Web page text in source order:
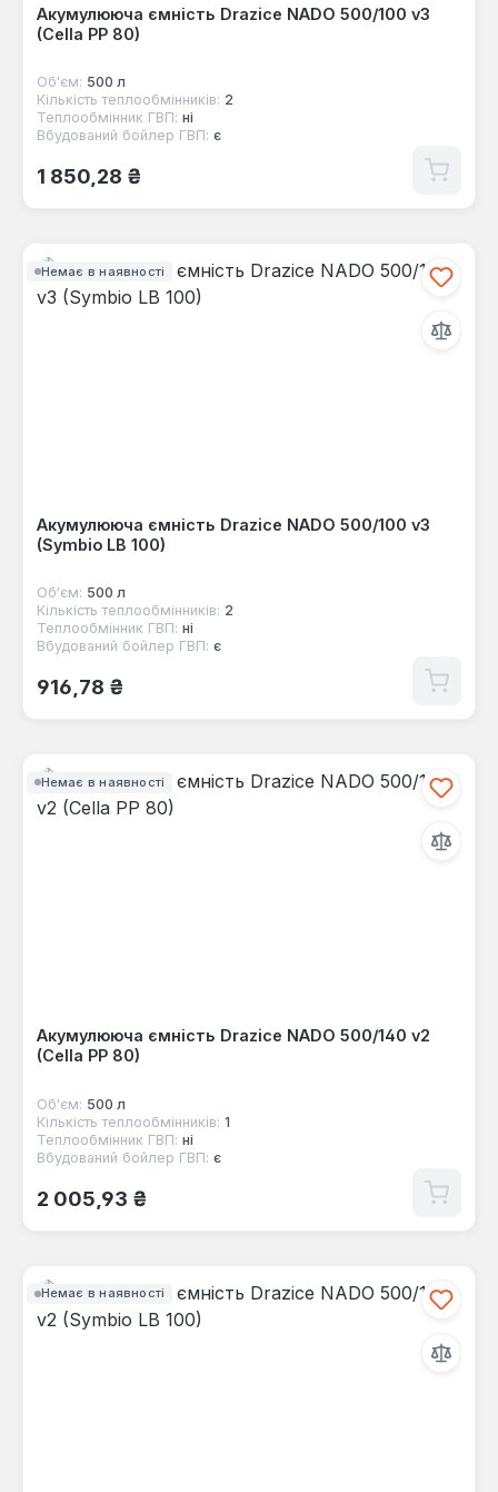
Акумулююча ємність Drazice NADO 500/100 v3
(Cella PP 80)
Об'єм: 500 л
Кількість теплообмінників: 2
Теплообмінник ГВП: ні
Вбудований бойлер ГВП: є
Звичайна ціна:
1 850,28 ₴
Немає в наявності
Акумулююча ємність Drazice NADO 500/100 v3
(Symbio LB 100)
Об'єм: 500 л
Кількість теплообмінників: 2
Теплообмінник ГВП: ні
Вбудований бойлер ГВП: є
Звичайна ціна:
916,78 ₴
Немає в наявності
Акумулююча ємність Drazice NADO 500/140 v2
(Cella PP 80)
Об'єм: 500 л
Кількість теплообмінників: 1
Теплообмінник ГВП: ні
Вбудований бойлер ГВП: є
Звичайна ціна:
2 005,93 ₴
Немає в наявності